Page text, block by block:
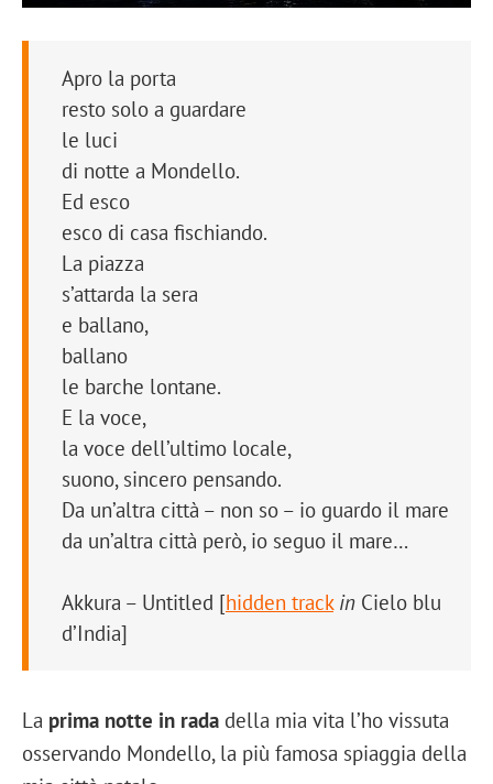
Apro la porta
resto solo a guardare
le luci
di notte a Mondello.
Ed esco
esco di casa fischiando.
La piazza
s’attarda la sera
e ballano,
ballano
le barche lontane.
E la voce,
la voce dell’ultimo locale,
suono, sincero pensando.
Da un’altra città – non so – io guardo il mare
da un’altra città però, io seguo il mare…
Akkura – Untitled [hidden track in Cielo blu
d’India]
La prima notte in rada della mia vita l’ho vissuta
osservando Mondello, la più famosa spiaggia della